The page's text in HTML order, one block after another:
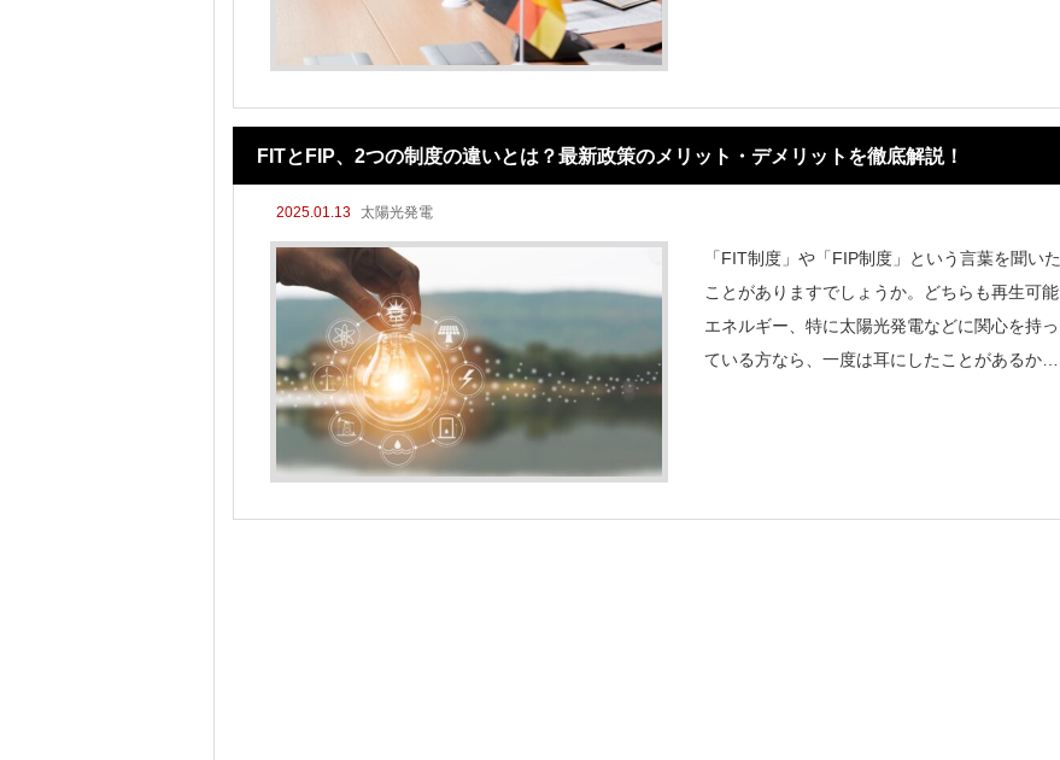
FITとFIP、2つの制度の違いとは？最新政策のメリット・デメリットを徹底解説！
2025.01.13 太陽光発電
「FIT制度」や「FIP制度」という言葉を聞いた
ことがありますでしょうか。どちらも再生可能
エネルギー、特に太陽光発電などに関心を持っ
ている方なら、一度は耳にしたことがあるかも